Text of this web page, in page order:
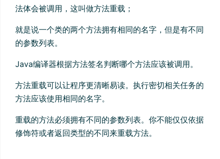
法体会被调用，这叫做方法重载；
就是说一个类的两个方法拥有相同的名字，但是有不同
的参数列表。
Java编译器根据方法签名判断哪个方法应该被调用。
方法重载可以让程序更清晰易读。执行密切相关任务的
方法应该使用相同的名字。
重载的方法必须拥有不同的参数列表。你不能仅仅依据
修饰符或者返回类型的不同来重载方法。